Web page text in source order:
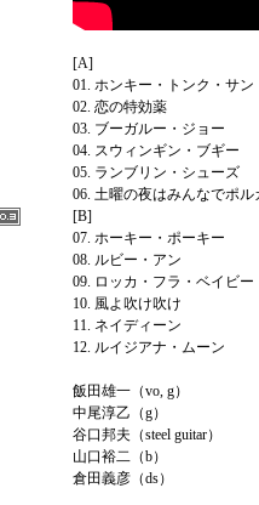
[A]
01. ホンキー・トンク・サ
02. 恋の特効薬
03. ブーガルー・ジョー
04. スウィンギン・ブギー
05. ランブリン・シューズ
06. 土曜の夜はみんなでポル
[B]
07. ホーキー・ポーキー
08. ルビー・アン
09. ロッカ・フラ・ベイビー
10. 風よ吹け吹け
11. ネイディーン
12. ルイジアナ・ムーン
飯田雄一（vo, g）
中尾淳乙（g）
谷口邦夫（steel guitar）
山口裕二（b）
倉田義彦（ds）